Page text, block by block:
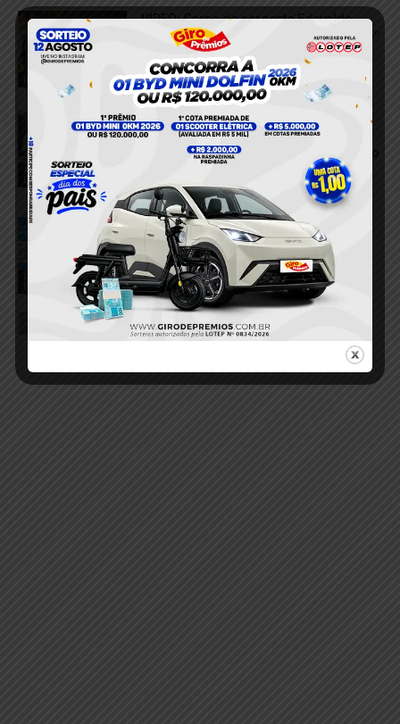
VÍDEO; Corpo do sargento Edevaldo
França chega a Itaituba e é velado no 15º
6 de agosto de 2026
Estelionato
Homem é preso suspeito de aplicar
golpe de mais de R$ 7 mil com
comprovantes falsos em supermercado
6 de agosto de 2026
Recapturado
Homem com mandado de prisão é
capturado pela Polícia Militar durante
operação em Itaituba
5 de agosto de 2026